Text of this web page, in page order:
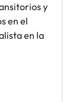
y
en el
en la